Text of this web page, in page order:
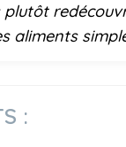
plutôt
aliments
: